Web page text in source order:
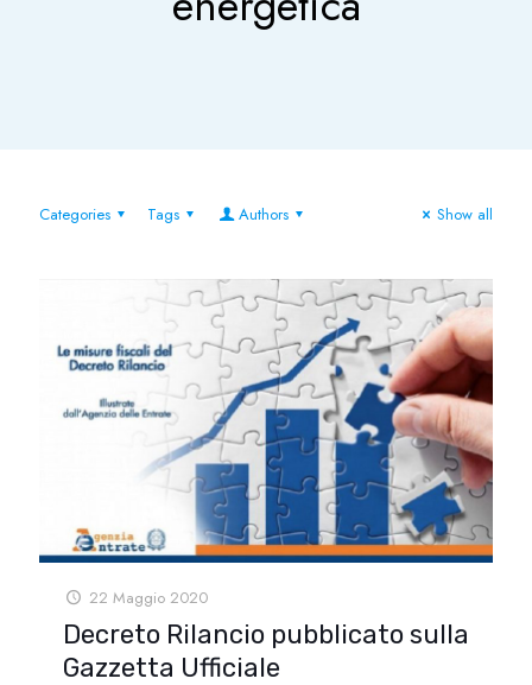
Categories Tags Authors Show all
22 Maggio 2020
Decreto Rilancio pubblicato sulla
Gazzetta Ufficiale